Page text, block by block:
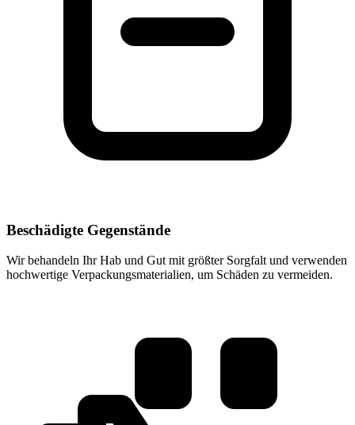
Beschädigte Gegenstände
Wir behandeln Ihr Hab und Gut mit größter Sorgfalt und verwenden
hochwertige Verpackungsmaterialien, um Schäden zu vermeiden.